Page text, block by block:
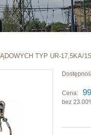
TYP UR-17,5KA/1S
Cena:
bez